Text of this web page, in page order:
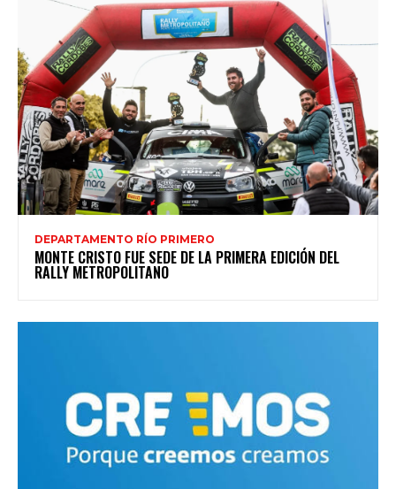
DEPARTAMENTO RÍO PRIMERO
MONTE CRISTO FUE SEDE DE LA PRIMERA EDICIÓN DEL
RALLY METROPOLITANO